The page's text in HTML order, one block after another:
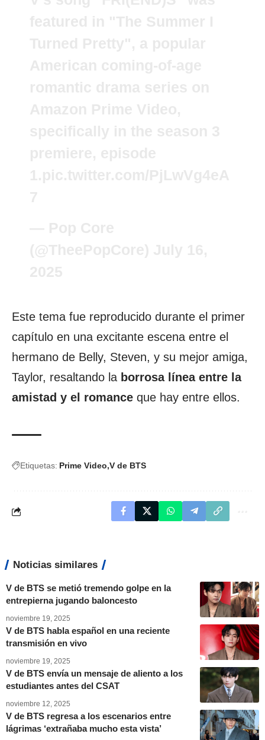
Este tema fue reproducido durante el primer
capítulo en una excitante escena entre el
hermano de Belly, Steven, y su mejor amiga,
Taylor, resaltando la borrosa línea entre la
amistad y el romance que hay entre ellos.
Etiquetas: Prime Video V de BTS
Noticias similares
V de BTS se metió tremendo golpe en la
entrepierna jugando baloncesto
noviembre 19, 2025
V de BTS habla español en una reciente
transmisión en vivo
noviembre 19, 2025
V de BTS envía un mensaje de aliento a los
estudiantes antes del CSAT
noviembre 12, 2025
V de BTS regresa a los escenarios entre
lágrimas ‘extrañaba mucho esta vista’